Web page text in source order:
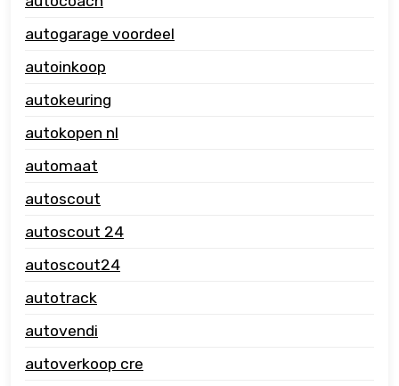
autogarage voordeel
autoinkoop
autokeuring
autokopen nl
automaat
autoscout
autoscout 24
autoscout24
autotrack
autovendi
autoverkoop cre